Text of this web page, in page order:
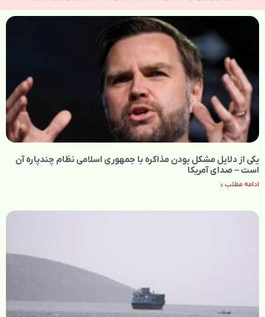
یکی از دلایل مشکل بودن مذاکره با جمهوری اسلامی نظام چندپاره آن
است – صدای آمریکا
ادامه مطلب »